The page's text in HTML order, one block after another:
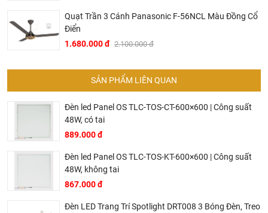
Quạt Trần 3 Cánh Panasonic F-56NCL Màu Đồng Cổ
Điển
1.680.000 đ 2.100.000 đ
SẢN PHẨM LIÊN QUAN
Đèn led Panel OS TLC-TOS-CT-600×600 | Công suất
48W, có tai
889.000 đ
Đèn led Panel OS TLC-TOS-KT-600×600 | Công suất
48W, không tai
867.000 đ
Đèn LED Trang Trí Spotlight DRT008 3 Bóng Đèn, Treo